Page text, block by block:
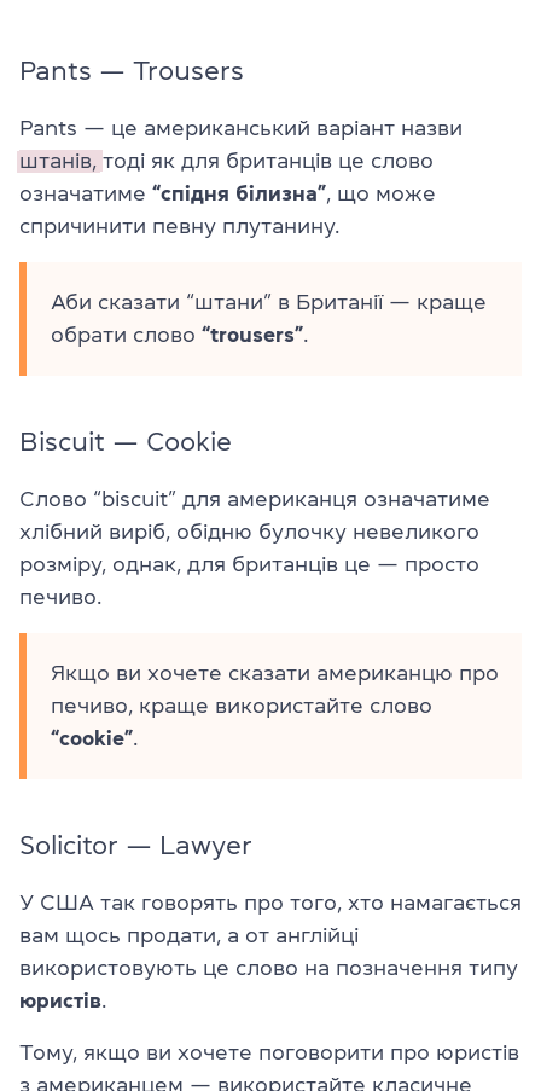
Pants — Trousers
Pants — це американський варіант назви
штанів, тоді як для британців це слово
означатиме “спідня білизна”, що може
спричинити певну плутанину.
Аби сказати “штани” в Британії — краще
обрати слово “trousers”.
Biscuit — Cookie
Слово “biscuit” для американця означатиме
хлібний виріб, обідню булочку невеликого
розміру, однак, для британців це — просто
печиво.
Якщо ви хочете сказати американцю про
печиво, краще використайте слово
“cookie”.
Solicitor — Lawyer
У США так говорять про того, хто намагається
вам щось продати, а от англійці
використовують це слово на позначення типу
юристів.
Тому, якщо ви хочете поговорити про юристів
з американцем — використайте класичне